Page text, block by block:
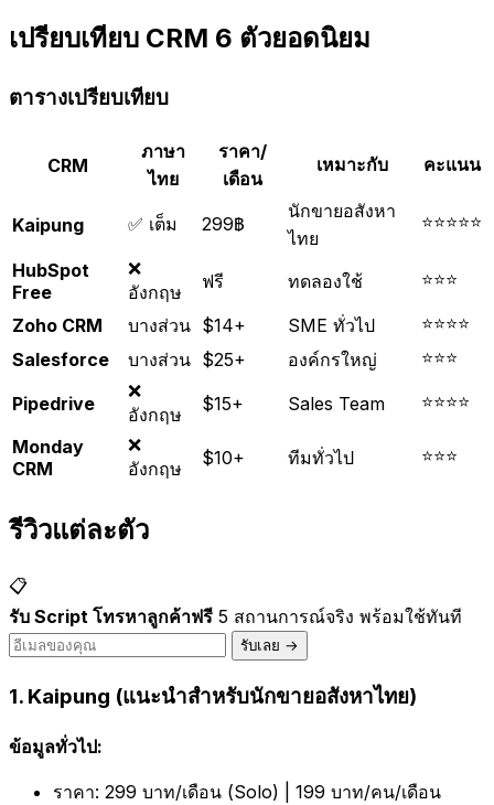
เปรียบเทียบ CRM 6 ตัวยอดนิยม
ตารางเปรียบเทียบ
CRM
ภาษา
ไทย
ราคา/
เดือน
เหมาะกับ คะแนน
Kaipung ✅ เต็ม 299฿
นักขายอสังหา
ไทย
⭐⭐⭐⭐⭐
HubSpot
Free
❌
อังกฤษ
ฟรี ทดลองใช้ ⭐⭐⭐
Zoho CRM บางส่วน $14+ SME ทั่วไป
⭐⭐⭐⭐
Salesforce
บางส่วน $25+ องค์กรใหญ่ ⭐⭐⭐
Pipedrive
❌
อังกฤษ
$15+ Sales Team ⭐⭐⭐⭐
Monday
CRM
❌
อังกฤษ
$10+ ทีมทั่วไป ⭐⭐⭐
รีวิวแต่ละตัว
📋
รับ Script โทรหาลูกค้าฟรี 5 สถานการณ์จริง พร้อมใช้ทันที
รับเลย →
1. Kaipung (แนะนำสำหรับนักขายอสังหาไทย)
ข้อมูลทั่วไป:
ราคา: 299 บาท/เดือน (Solo) | 199 บาท/คน/เดือน